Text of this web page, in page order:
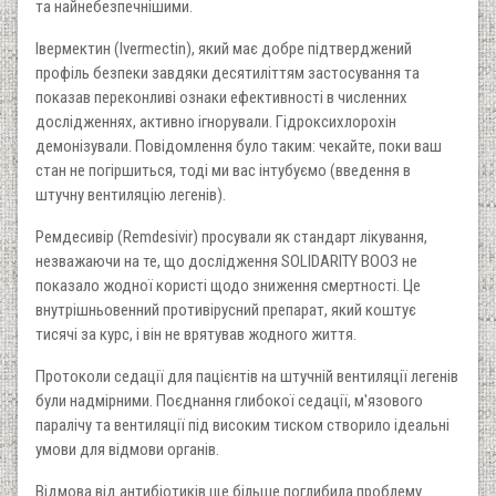
та найнебезпечнішими.
Івермектин (Ivermectin), який має добре підтверджений
профіль безпеки завдяки десятиліттям застосування та
показав переконливі ознаки ефективності в численних
дослідженнях, активно ігнорували. Гідроксихлорохін
демонізували. Повідомлення було таким: чекайте, поки ваш
стан не погіршиться, тоді ми вас інтубуємо (введення в
штучну вентиляцію легенів).
Ремдесивір (Remdesivir) просували як стандарт лікування,
незважаючи на те, що дослідження SOLIDARITY ВООЗ не
показало жодної користі щодо зниження смертності. Це
внутрішньовенний противірусний препарат, який коштує
тисячі за курс, і він не врятував жодного життя.
Протоколи седації для пацієнтів на штучній вентиляції легенів
були надмірними. Поєднання глибокої седації, м'язового
паралічу та вентиляції під високим тиском створило ідеальні
умови для відмови органів.
Відмова від антибіотиків ще більше поглибила проблему.